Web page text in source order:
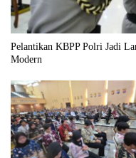
Pelantikan KBPP Polri Jadi
Modern